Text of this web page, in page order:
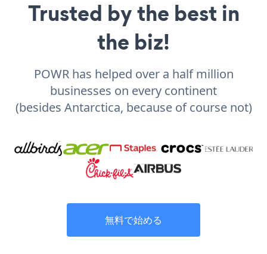
Trusted by the best in
the biz!
POWR has helped over a half million
businesses on every continent
(besides Antarctica, because of course not)
無料で始める